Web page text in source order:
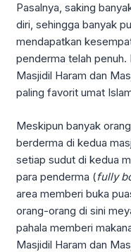
Pasalnya, saking
diri, sehingga banyak
mendapatkan
penderma telah penuh.
Masjidil Haram dan
paling favorit umat
Meskipun banyak
berderma di kedua
setiap sudut di kedua
para penderma (fully
area memberi buka
orang-orang di sini
pahala memberi
Masjidil Haram dan